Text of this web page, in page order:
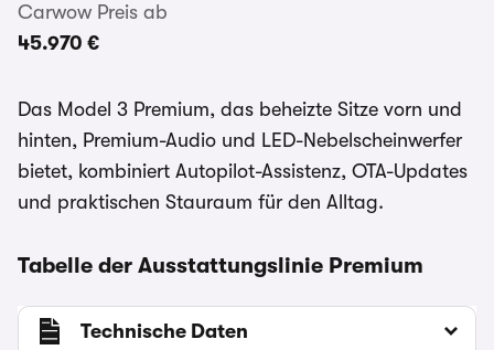
Carwow Preis ab
45.970 €
Das Model 3 Premium, das beheizte Sitze vorn und
hinten, Premium-Audio und LED-Nebelscheinwerfer
bietet, kombiniert Autopilot-Assistenz, OTA-Updates
und praktischen Stauraum für den Alltag.
Tabelle der Ausstattungslinie Premium
Technische Daten